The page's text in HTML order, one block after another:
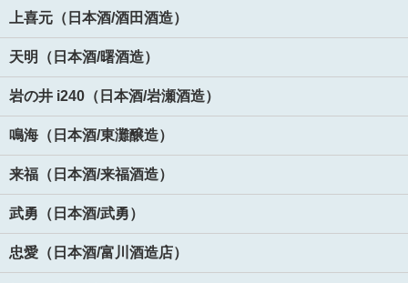
上喜元（日本酒/酒田酒造）
天明（日本酒/曙酒造）
岩の井 i240（日本酒/岩瀬酒造）
鳴海（日本酒/東灘醸造）
来福（日本酒/来福酒造）
武勇（日本酒/武勇）
忠愛（日本酒/富川酒造店）